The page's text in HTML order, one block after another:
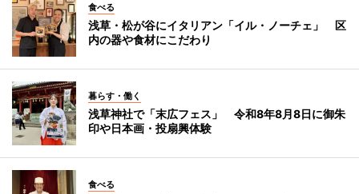
食べる
浅草・松が谷にイタリアン「イル・ノーチェ」 区
内の器や食材にこだわり
暮らす・働く
浅草神社で「末広フェス」 令和8年8月8日に御朱
印や日本画・投扇興体験
食べる